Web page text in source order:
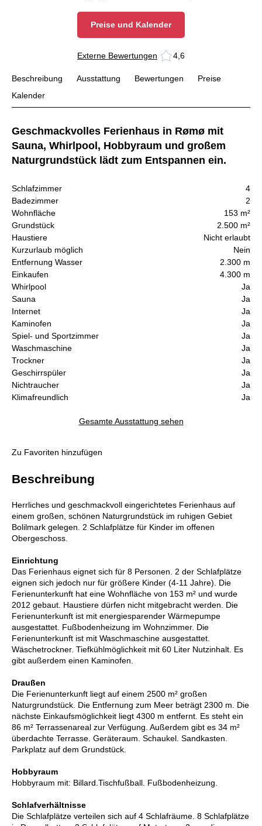
Preise und Kalender
Externe Bewertungen 4,6
Beschreibung Ausstattung Bewertungen
Preise
Kalender
Geschmackvolles Ferienhaus in Rømø mit
Sauna, Whirlpool, Hobbyraum und großem
Naturgrundstück lädt zum Entspannen ein.
Schlafzimmer
4
Badezimmer
2
Wohnfläche
153 m²
Grundstück
2.500 m²
Haustiere
Nicht erlaubt
Kurzurlaub möglich
Nein
Entfernung Wasser
2.300 m
Einkaufen
4.300 m
Whirlpool
Ja
Sauna
Ja
Internet
Ja
Kaminofen
Ja
Spiel- und Sportzimmer
Ja
Waschmaschine
Ja
Trockner
Ja
Geschirrspüler
Ja
Nichtraucher
Ja
Klimafreundlich
Ja
Gesamte Ausstattung sehen
Zu Favoriten hinzufügen
Beschreibung
Herrliches und geschmackvoll eingerichtetes Ferienhaus auf
einem großen, schönen Naturgrundstück im ruhigen Gebiet
Bolilmark gelegen. 2 Schlafplätze für Kinder im offenen
Obergeschoss.
Einrichtung
Das Ferienhaus eignet sich für 8 Personen. 2 der Schlafplätze
eignen sich jedoch nur für größere Kinder (4-11 Jahre). Die
Ferienunterkunft hat eine Wohnfläche von 153 m² und wurde
2012 gebaut. Haustiere dürfen nicht mitgebracht werden. Die
Ferienunterkunft ist mit energiesparender Wärmepumpe
ausgestattet. Fußbodenheizung im Wohnzimmer. Die
Ferienunterkunft ist mit Waschmaschine ausgestattet.
Wäschetrockner. Tiefkühlmöglichkeit mit 60 Liter Nutzinhalt. Es
gibt außerdem einen Kaminofen.
Draußen
Die Ferienunterkunft liegt auf einem 2500 m² großen
Naturgrundstück. Die Entfernung zum Meer beträgt 2300 m. Die
nächste Einkaufsmöglichkeit liegt 4300 m entfernt. Es steht ein
86 m² Terrassenareal zur Verfügung. Außerdem gibt es 34 m²
überdachte Terrasse. Geräteraum. Schaukel. Sandkasten.
Parkplatz auf dem Grundstück.
Hobbyraum
Hobbyraum mit: Billard.Tischfußball. Fußbodenheizung.
Schlafverhältnisse
Die Schlafplätze verteilen sich auf 4 Schlafräume. 8 Schlafplätze